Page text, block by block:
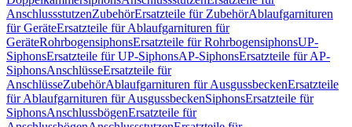
AnschlussstutzenZubehörErsatzteile für ZubehörAblaufgarnituren
für GeräteErsatzteile für Ablaufgarnituren für
GeräteRohrbogensiphonsErsatzteile für RohrbogensiphonsUP-
SiphonsErsatzteile für UP-SiphonsAP-SiphonsErsatzteile für AP-
SiphonsAnschlüsseErsatzteile für
AnschlüsseZubehörAblaufgarnituren für AusgussbeckenErsatzteile
für Ablaufgarnituren für AusgussbeckenSiphonsErsatzteile für
SiphonsAnschlussbögenErsatzteile für